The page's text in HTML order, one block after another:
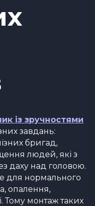
із зручностями
завдань:
бригад,
людей, які з
даху над головою.
для нормального
опалення,
Тому монтаж таких